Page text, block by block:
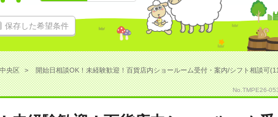
保存した希望条件
央区 開始日相談OK！未経験歓迎！百貨店内ショールーム受付・案内/シフト相談可
No.TMPE26-